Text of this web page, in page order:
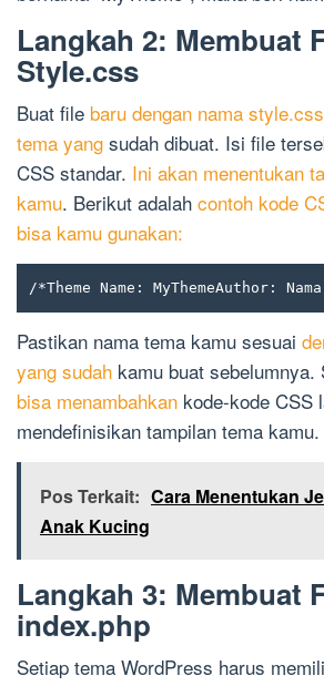
Langkah 2: Membuat
Style.css
Buat file baru dengan nama
tema yang sudah dibuat. Isi file
CSS standar. Ini akan menentukan
kamu. Berikut adalah contoh kode
bisa kamu gunakan:
/*Theme Name: MyThemeAuthor:
Pastikan nama tema kamu sesuai
yang sudah kamu buat
bisa menambahkan kode-kode CSS
mendefinisikan tampilan tema kamu.
Pos Terkait: Cara Menentukan
Anak Kucing
Langkah 3: Membuat
index.php
Setiap tema WordPress harus